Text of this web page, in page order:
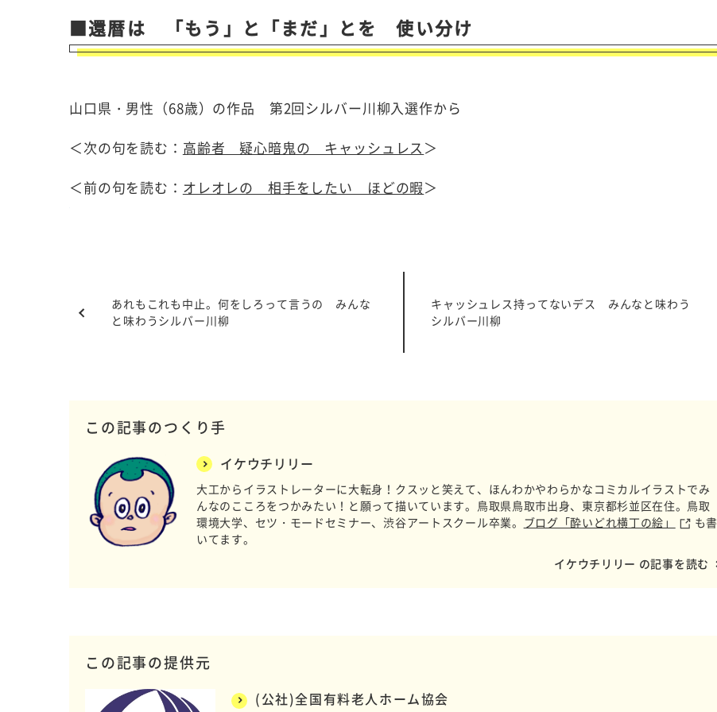
■還暦は 「もう」と「まだ」とを 使い分け
山口県・男性（68歳）の作品 第2回シルバー川柳入選作から
＜次の句を読む： 高齢者 疑心暗鬼の キャッシュレス ＞
＜前の句を読む： オレオレの 相手をしたい ほどの暇＞
あれもこれも中止。何をしろって言うの みんな
と味わうシルバー川柳
キャッシュレス持ってないデス みんなと味わう
シルバー川柳
この記事のつくり手
イケウチリリー
大工からイラストレーターに大転身！クスッと笑えて、ほんわかやわらかなコミカルイラストでみ
んなのこころをつかみたい！と願って描いています。鳥取県鳥取市出身、東京都杉並区在住。鳥取
環境大学、セツ・モードセミナー、渋谷アートスクール卒業。 ブログ「酔いどれ横丁の絵」
も書
いてます。
イケウチリリー の記事を読む
この記事の提供元
(公社)全国有料老人ホーム協会